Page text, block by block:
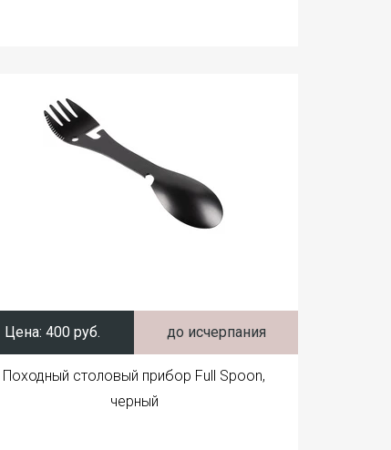
Цена: 400 руб. до исчерпания
Походный столовый прибор Full Spoon,
черный